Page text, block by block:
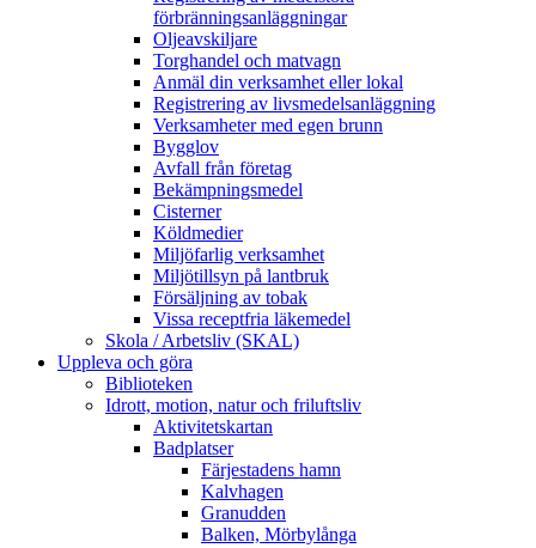
förbränningsanläggningar
Oljeavskiljare
Torghandel och matvagn
Anmäl din verksamhet eller lokal
Registrering av livsmedelsanläggning
Verksamheter med egen brunn
Bygglov
Avfall från företag
Bekämpningsmedel
Cisterner
Köldmedier
Miljöfarlig verksamhet
Miljötillsyn på lantbruk
Försäljning av tobak
Vissa receptfria läkemedel
Skola / Arbetsliv (SKAL)
Uppleva och göra
Biblioteken
Idrott, motion, natur och friluftsliv
Aktivitetskartan
Badplatser
Färjestadens hamn
Kalvhagen
Granudden
Balken, Mörbylånga